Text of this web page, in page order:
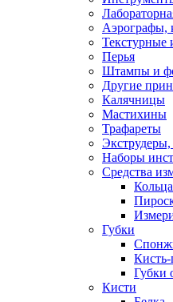
Аэрографы,
Текстурные
Перья
Штампы и
Другие
Калячницы
Мастихины
Трафареты
Наборы
Средства
Губки
Кисть-
Губки
Кисти